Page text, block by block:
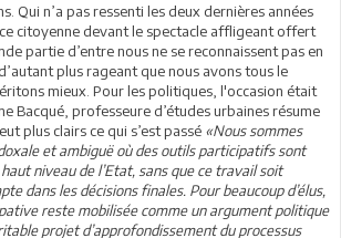
Qui n’a pas ressenti les deux dernières années
citoyenne devant le spectacle affligeant offert
partie d’entre nous ne se reconnaissent pas en
plus rageant que nous avons tous le
mieux. Pour les politiques, l'occasion était
Bacqué, professeure d’études urbaines résume
plus clairs ce qui s’est passé «Nous sommes
et ambiguë où des outils participatifs sont
niveau de l’Etat, sans que ce travail soit
dans les décisions finales. Pour beaucoup d’élus,
reste mobilisée comme un argument politique
projet d’approfondissement du processus